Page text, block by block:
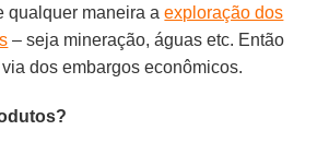
qualquer maneira aexploração dos
– seja mineração, águas etc. Então
dos embargos econômicos.